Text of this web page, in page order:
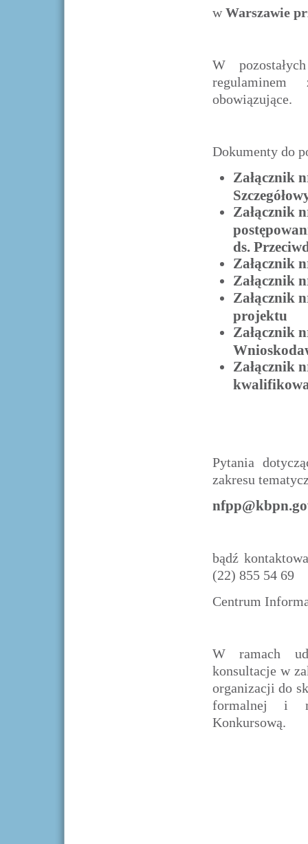
wWarszawie
W
regulaminem
obowiązujące.
Dokumenty do
Załącznik
Załącznik
ds.
Załącznik
Załącznik
Załącznik
projektu
Załącznik
Załącznik
Pytania
zakresu
bądź
(22) 855 54 69
Centrum
W ramach
konsultacje w
organizacji do
formalnej i
Konkursową.